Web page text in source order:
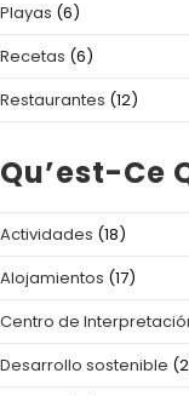
Playas (6)
Recetas (6)
Restaurantes (12)
Qu’est-Ce
Actividades (18)
Alojamientos (17)
Centro de
Desarrollo sostenible